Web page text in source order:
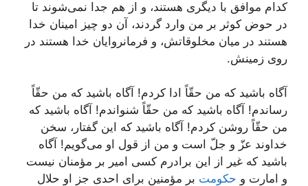
كدام‌ موافق با دیگرى هستند، و از هم جدا نمى‌شوند تا
در حوض كوثر بر من وارد گردند، آن دو چیز امینان خدا
هستند در میان مخلوقاتش، و فرمانروایان خدا هستند در
روى زمینش.
آگاه باشید كه من حقّاً ادا كردم! آگاه باشید كه من حقّاً
رساندم! آگاه باشید كه من حقّاً شنواندم! آگاه باشید كه
من حقّاً روشن كردم! آگاه باشید كه این گفتار، سخن
خداوند عزّ و جلّ است و من از قول او مى‌گویم! آگاه
باشید كه غیر از این برادرم كسى امیر بر مؤمنان نیست
و امارت و حكومت بر مؤمنین براى احدى جز او حلال